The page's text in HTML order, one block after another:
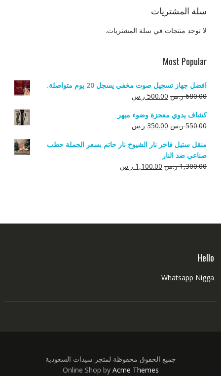
سلة المشتريات
لا توجد منتجات في سلة المشتريات.
Most Popular
افضل جهاز تسجيل صوت مخفي يسجل 20 يوم متواصلة.
680.00 ر.س السعر
هو:
680.00 ر.س.
500.00 ر.سالسعر
هو:
500.00 ر.س.
كشاف يدوي معجزة وضوء مبهر
550.00 ر.س السعر
هو:
550.00 ر.س.
350.00 ر.سالسعر
هو:
منقل ستيل فاخر نار الشيوخ نار حاتم بسعر الجملة حطب
صناعي ضد النار
1,300.00 ر.س السعر
1,100.00 ر.سالسعر
Hello
Whatsapp Nigga
جميع الحقوق محفوظة لمتجر سيدات السعودية
Online Shop by Acme Themes